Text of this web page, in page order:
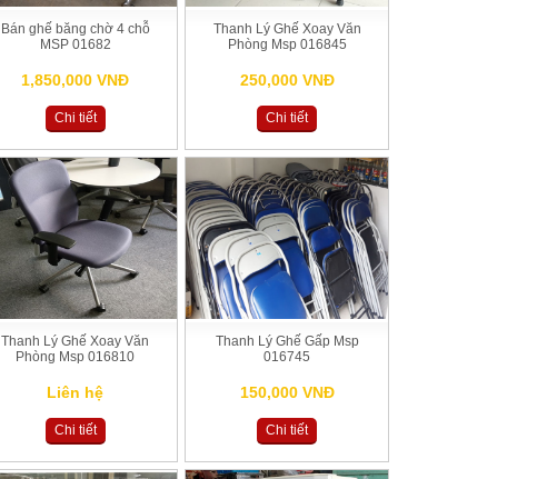
Bán ghế băng chờ 4 chỗ
MSP 01682
1,850,000 VNĐ
Chi tiết
Thanh Lý Ghế Xoay Văn
Phòng Msp 016845
250,000 VNĐ
Chi tiết
Thanh Lý Ghế Xoay Văn
Phòng Msp 016810
Liên hệ
Chi tiết
Thanh Lý Ghế Gấp Msp
016745
150,000 VNĐ
Chi tiết